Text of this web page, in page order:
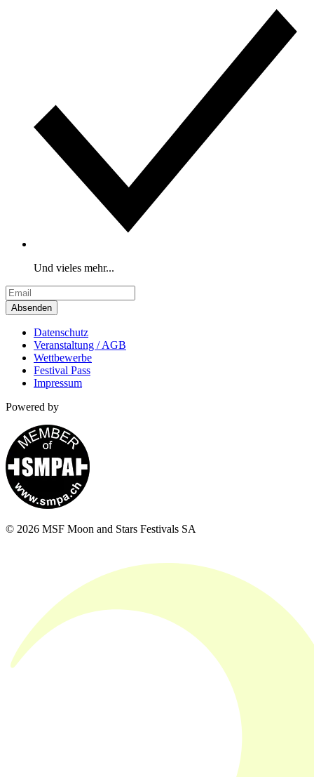
Und vieles mehr...
Absenden
Datenschutz
Veranstaltung / AGB
Wettbewerbe
Festival Pass
Impressum
Powered by
© 2026 MSF Moon and Stars Festivals SA